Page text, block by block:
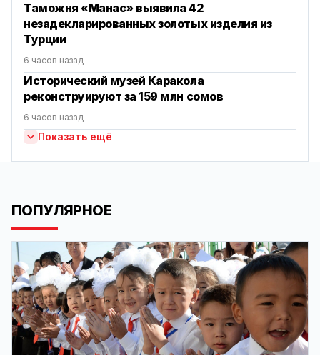
Таможня «Манас» выявила 42
незадекларированных золотых изделия из
Турции
6 часов назад
Исторический музей Каракола
реконструируют за 159 млн сомов
6 часов назад
Показать ещё
ПОПУЛЯРНОЕ